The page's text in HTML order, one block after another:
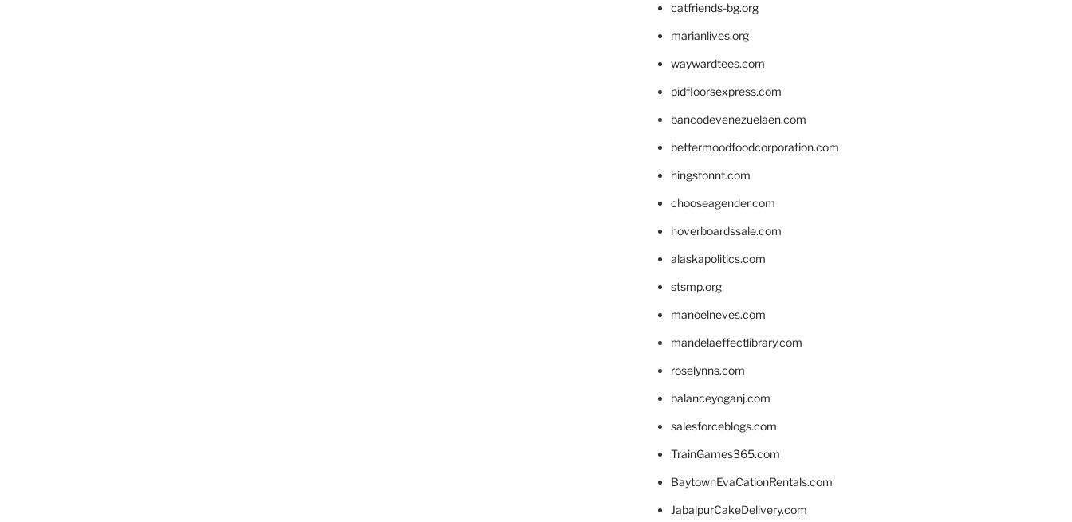
catfriends-bg.org
marianlives.org
waywardtees.com
pidfloorsexpress.com
bancodevenezuelaen.com
bettermoodfoodcorporation.com
hingstonnt.com
chooseagender.com
hoverboardssale.com
alaskapolitics.com
stsmp.org
manoelneves.com
mandelaeffectlibrary.com
roselynns.com
balanceyoganj.com
salesforceblogs.com
TrainGames365.com
BaytownEvaCationRentals.com
JabalpurCakeDelivery.com